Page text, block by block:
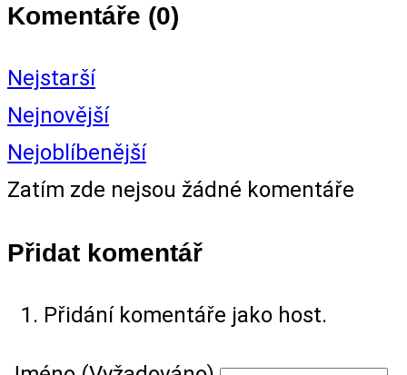
Komentáře (0)
Nejstarší
Nejnovější
Nejoblíbenější
Zatím zde nejsou žádné komentáře
Přidat komentář
Přidání komentáře jako host.